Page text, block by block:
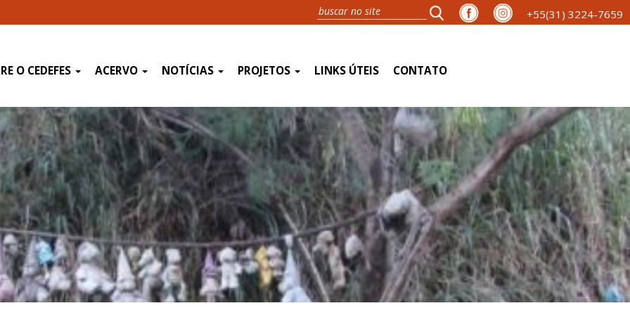
+55(31) 3224-7659
O CEDEFES ACERVO NOTÍCIAS PROJETOS LINKS ÚTEIS CONTATO